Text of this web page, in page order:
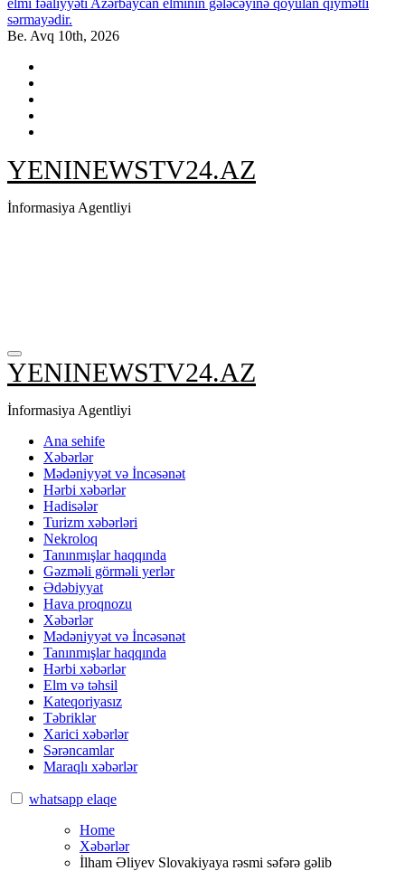
sərmayədir.
Be. Avq 10th, 2026
YENINEWSTV24.AZ
İnformasiya Agentliyi
YENINEWSTV24.AZ
İnformasiya Agentliyi
Ana sehife
Xəbərlər
Mədəniyyət və İncəsənət
Hərbi xəbərlər
Hadisələr
Turizm xəbərləri
Nekroloq
Tanınmışlar haqqında
Gəzməli görməli yerlər
Ədəbiyyat
Hava proqnozu
Xəbərlər
Mədəniyyət və İncəsənət
Tanınmışlar haqqında
Hərbi xəbərlər
Elm və təhsil
Kateqoriyasız
Təbriklər
Xarici xəbərlər
Sərəncamlar
Maraqlı xəbərlər
whatsapp elaqe
Home
Xəbərlər
İlham Əliyev Slovakiyaya rəsmi səfərə gəlib